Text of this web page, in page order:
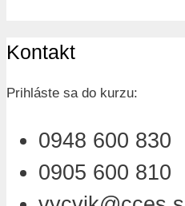
Kontakt
Prihláste sa do kurzu:
0948 600 830
0905 600 810